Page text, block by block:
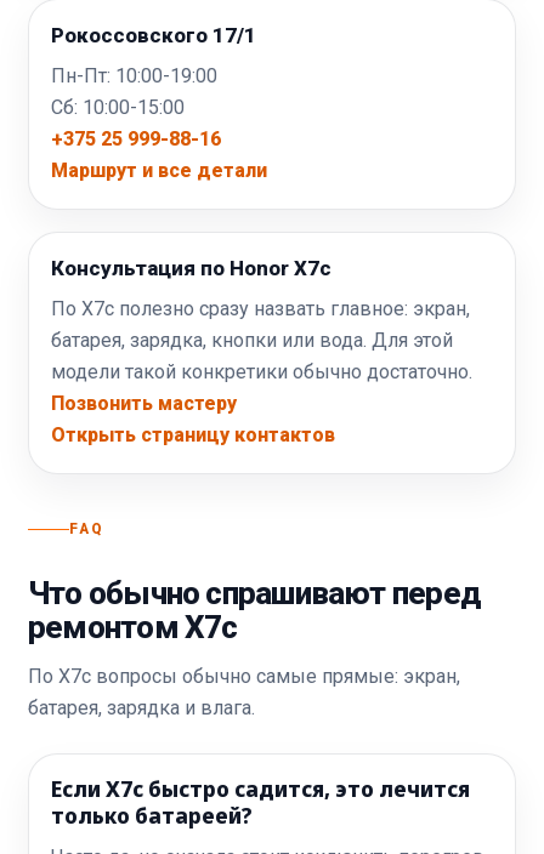
Рокоссовского 17/1
Пн-Пт: 10:00-19:00
Сб: 10:00-15:00
+375 25 999-88-16
Маршрут и все детали
Консультация по Honor X7c
По X7c полезно сразу назвать главное: экран,
батарея, зарядка, кнопки или вода. Для этой
модели такой конкретики обычно достаточно.
Позвонить мастеру
Открыть страницу контактов
FAQ
Что обычно спрашивают перед
ремонтом X7c
По X7c вопросы обычно самые прямые: экран,
батарея, зарядка и влага.
Если X7c быстро садится, это лечится
только батареей?